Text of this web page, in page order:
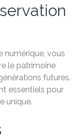
numérique, vous
le patrimoine
futures.
essentiels pour
unique.